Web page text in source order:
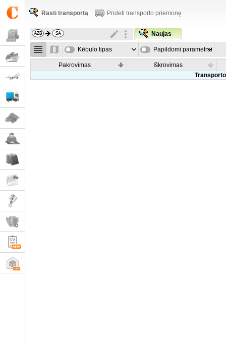
Rasti transportą Pridėti transporto priemonę
Naujas
Kėbulo tipas Papildomi parametrai
Pakrovimas
Iškrovimas